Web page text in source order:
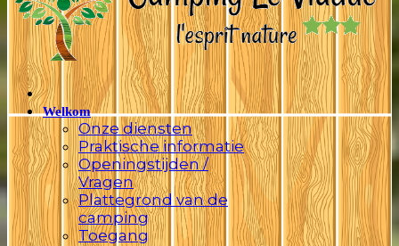
Welkom
Onze diensten
Praktische informatie
Openingstijden /
Vragen
Plattegrond van de
camping
Toegang